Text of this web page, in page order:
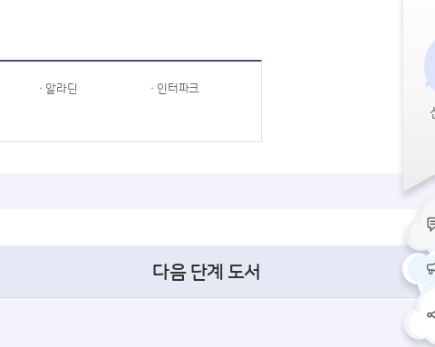
· 알라딘
· 인터파크
다음 단계 도서